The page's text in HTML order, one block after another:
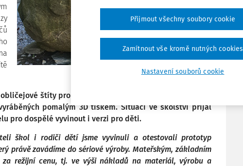
štíty pro pracovníky integrovaných záchranných
pomalým 3D tiskem. Situaci ve školství přijal
pro dospělé vyvinout i verzi pro děti.
škol i rodiči dětí jsme vyvinuli a otestovali prototyp
právě zavádíme do sériové výroby. Mateřským, základním
režijní cenu, tj. ve výši nákladů na materiál, výrobu a
Nastavení souborů cookie
Zamítnout vše kromě nutných cookies
Přijmout všechny soubory cookie